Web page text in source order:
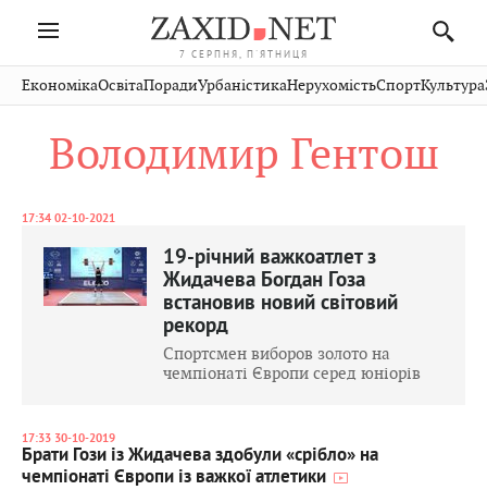
7 СЕРПНЯ, П'ЯТНИЦЯ
Івано-
Франківськ
Волинь
Рівне
Чернівці
Стрий
Хмельницький
Публікації
Авто СловкоКультура
Кіно
Дім СпортКраєзнавство
ЕкономікаОсвітаПорадиУрбаністикаНерухомістьСпортКультура
Володимир Гентош
17:34 02-10-2021
19-річний важкоатлет з
Жидачева Богдан Гоза
встановив новий світовий
рекорд
Спортсмен виборов золото на
чемпіонаті Європи серед юніорів
17:33 30-10-2019
Брати Гози із Жидачева здобули «срібло» на
чемпіонаті Європи із важкої атлетики